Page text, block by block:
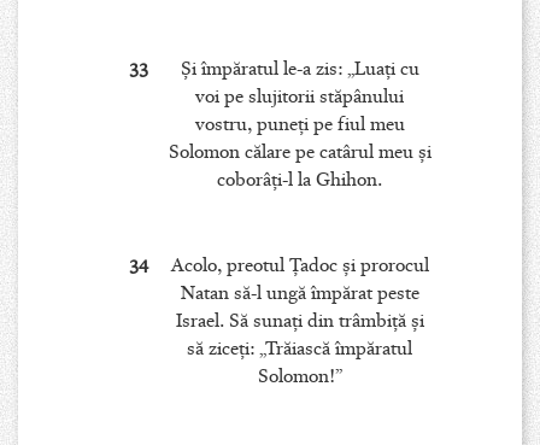
33
Şi împăratul le-a zis: „Luaţi cu
voi pe slujitorii stăpânului
vostru, puneţi pe fiul meu
Solomon călare pe catârul meu şi
coborâţi-l la Ghihon.
34
Acolo, preotul Ţadoc şi prorocul
Natan să-l ungă împărat peste
Israel. Să sunaţi din trâmbiţă şi
să ziceţi: „Trăiască împăratul
Solomon!”